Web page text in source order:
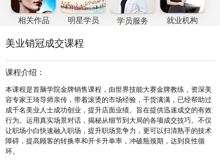
相关作品 明星学员 学员服务 就业机构
美业销冠成交课程
课程介绍：
本课程是首脑学院金牌销售课程，由世界技能大赛金牌教练，资深美
容专家王琦导师亲传，带着滚烫的市场经验，干货满满，已经帮助过
成千名美业人士成功创业，提升店面业绩。旨在提供迅速成交的有效
行为。运用真实场景对话，揭秘从细节到大局的各项成交技巧。不仅
让职场小白快速融入职场，提升职场竞争力，更可以扫清熟手的技术
障碍，提高顾客的转换率和开卡升单率，冲破瓶颈期，达到良性循
环。